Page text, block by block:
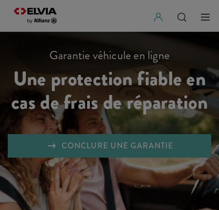
Garantie véhicule en ligne
Une protection fiable en
cas de frais de réparation
CONCLURE UNE GARANTIE